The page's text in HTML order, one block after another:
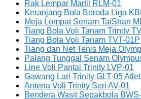
Rak Lempar Martil RLM-01
Keranjang Bola Beroda Liga
Meja Lompat Senam TaiShan
Tiang Bola Voli Tanam Trinity
Tiang Bola Voli Tanam TVT-01P
Tiang dan Net Tenis Meja
Palang Tunggal Senam
Line Voli Pantai Trinity LVP-01
Gawang Lari Trinity GLT-05
Antena Voli Trinity Seri AV-01
Bendera Wasit Sepakbola